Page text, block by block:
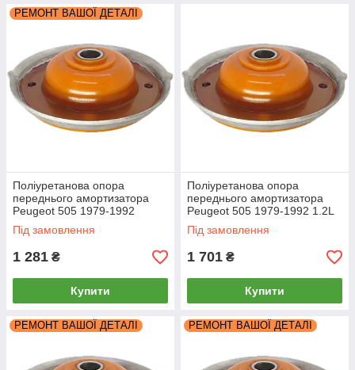
РЕМОНТ ВАШОЇ ДЕТАЛІ
Поліуретанова опора
переднього амортизатора
Peugeot 505 1979-1992
РЕКОНСТРУКЦІЯ ВАШОЇ
Під замовлення
1 281 ₴
Купити
Поліуретанова опора
переднього амортизатора
Peugeot 505 1979-1992 1.2L
кругла
Під замовлення
1 701 ₴
Купити
РЕМОНТ ВАШОЇ ДЕТАЛІ РЕМОНТ ВАШОЇ ДЕТАЛІ